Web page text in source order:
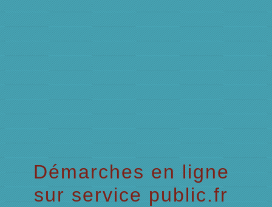
Démarches en ligne
sur service public.fr